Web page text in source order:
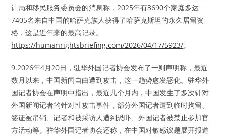
计局和移民服务委员会的消息称，2025年有3690个家庭多达
7405名来自中国的哈萨克族人获得了哈萨克斯坦的永久居留资
格，这是近年来的最高记录。
https://humanrightsbriefing.com/2026/04/17/5923/。
9.2026年4月20日，驻华外国记者协会发布了一则声明称，最近
数月以来，中国新闻自由遭到攻击，这一趋势愈发恶化。驻华外
国记者协会在声明中指出，最近几个月内，中国发生了多次针对
外国新闻记者的针对性攻击事件，部分外国记者遭到临时拘留、
签证被吊销、记者和被采访人遭到恐吓、外国记者被禁止参加官
方活动等。驻华外国记者协会还称，在中国对敏感议题展开报道